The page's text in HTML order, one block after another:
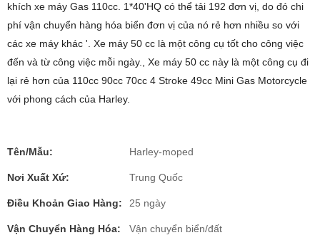
khích xe máy Gas 110cc. 1*40'HQ có thể tải 192 đơn vị, do đó chi
phí vận chuyển hàng hóa biển đơn vị của nó rẻ hơn nhiều so với
các xe máy khác '. Xe máy 50 cc là một công cụ tốt cho công việc
đến và từ công việc mỗi ngày., Xe máy 50 cc này là một công cụ đi
lại rẻ hơn của 110cc 90cc 70cc 4 Stroke 49cc Mini Gas Motorcycle
với phong cách của Harley.
Tên/Mẫu: Harley-moped
Nơi Xuất Xứ: Trung Quốc
Điều Khoản Giao Hàng: 25 ngày
Vận Chuyển Hàng Hóa: Vận chuyển biển/đất